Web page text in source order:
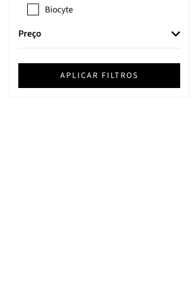
Biocyte
Calcibioforma
Cartilogen
Preço
APLICAR FILTROS